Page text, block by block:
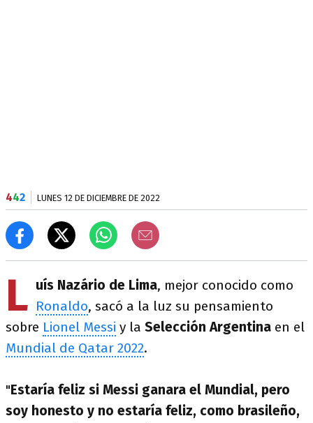
442 LUNES 12 DE DICIEMBRE DE 2022
L uís Nazário de Lima, mejor conocido como
Ronaldo, sacó a la luz su pensamiento
sobre Lionel Messi y la Selección Argentina en el
Mundial de Qatar 2022.
"Estaría feliz si Messi ganara el Mundial, pero
soy honesto y no estaría feliz, como brasileño,